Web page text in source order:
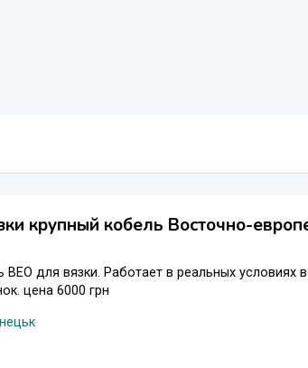
крупный кобель Восточно-
ВЕО для вязки. Работает в реальных
цена 6000 грн